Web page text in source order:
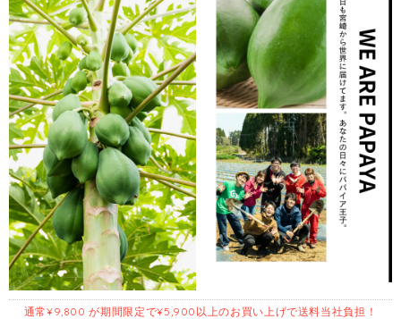
通常¥9,800 が期間限定で¥5,900以上のお買い上げで送料当社負担！